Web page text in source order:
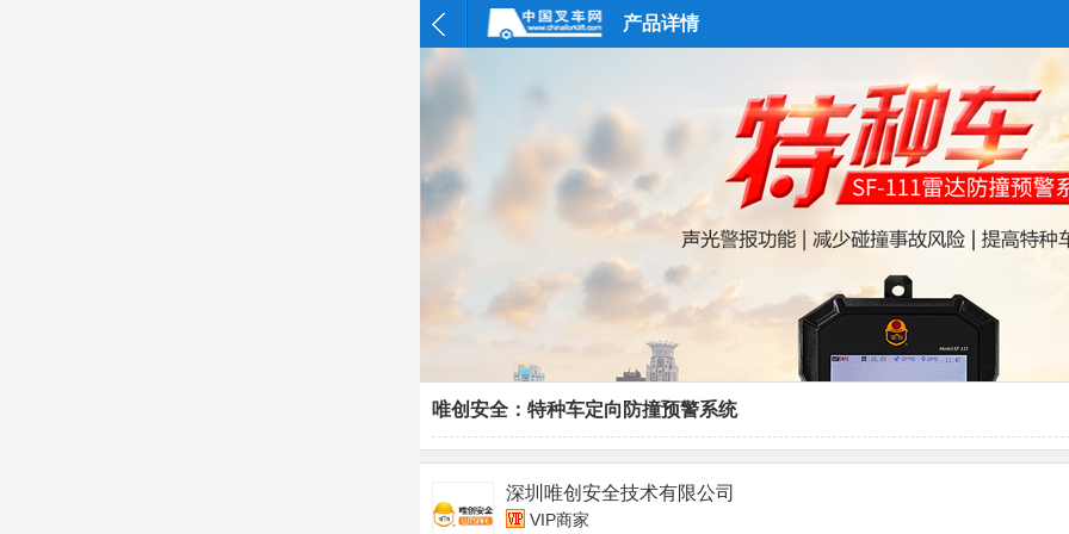
产品详情
唯创安全：特种车定向防撞预警系统
深圳唯创安全技术有限公司
VIP商家